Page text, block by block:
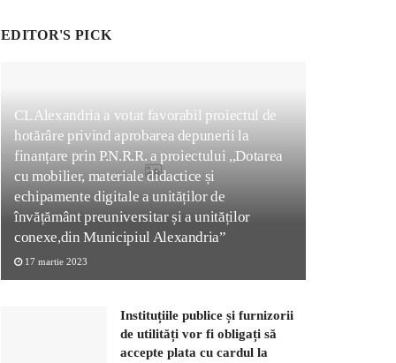
EDITOR'S PICK
CL Alexandria a votat favorabil proiectul de
hotărâre privind aprobarea depunerii la
finanțare prin P.N.R.R. a proiectului ,,Dotarea
cu mobilier, materiale didactice și
echipamente digitale a unităților de
învățământ preuniversitar și a unităților
conexe,din Municipiul Alexandria”
17 martie 2023
Instituțiile publice și furnizorii
de utilități vor fi obligați să
accepte plata cu cardul la